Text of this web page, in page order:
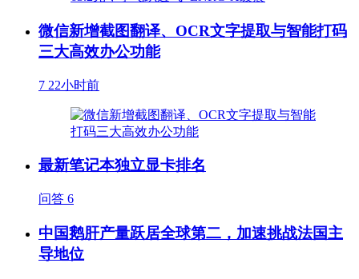
微信新增截图翻译、OCR文字提取与智能打码
三大高效办公功能
7 22小时前
最新笔记本独立显卡排名
问答 6
中国鹅肝产量跃居全球第二，加速挑战法国主
导地位